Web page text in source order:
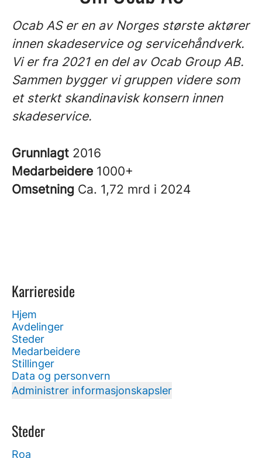
Ocab AS er en av Norges største aktører
innen skadeservice og servicehåndverk.
Vi er fra 2021 en del av Ocab Group AB.
Sammen bygger vi gruppen videre som
et sterkt skandinavisk konsern innen
skadeservice.
Grunnlagt 2016
Medarbeidere 1000+
Omsetning Ca. 1,72 mrd i 2024
Karriereside
Hjem
Avdelinger
Steder
Medarbeidere
Stillinger
Data og personvern
Administrer informasjonskapsler
Steder
Roa